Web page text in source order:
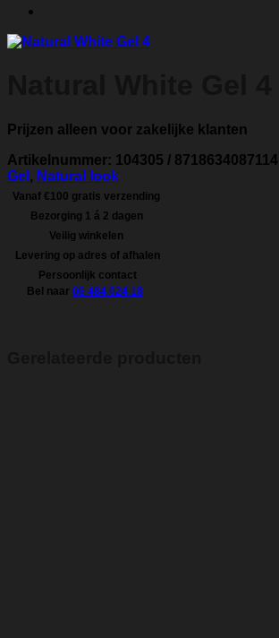
Prijzen alleen voor zakelijke klanten
Artikelnummer: 104305 / 8718634087114
Gel , Natural look
Vanaf €100 gratis verzending
Bezorging 1 á 2 dagen
Veilig winkelen
Levering op adres of afhalen
Persoonlijk contact
Bel naar 06 484 024 18